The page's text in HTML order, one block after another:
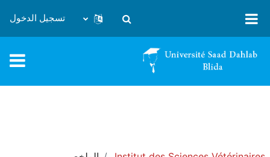
تبديل إدخال البحث
تسجيل الدخول